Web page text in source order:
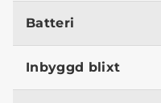
Batteri
Inbyggd blixt